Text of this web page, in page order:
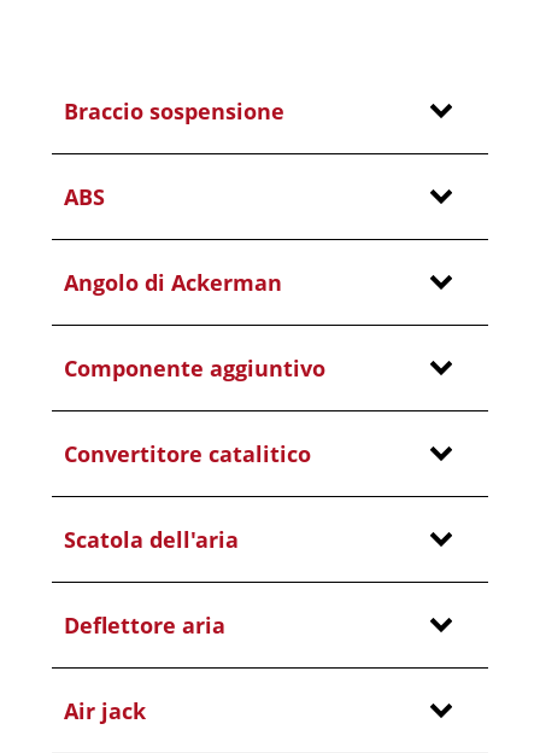
Braccio sospensione
ABS
Angolo di Ackerman
Componente aggiuntivo
Convertitore catalitico
Scatola dell'aria
Deflettore aria
Air jack